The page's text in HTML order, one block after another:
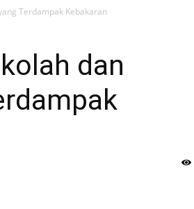
Terdampak Kebakaran
dan